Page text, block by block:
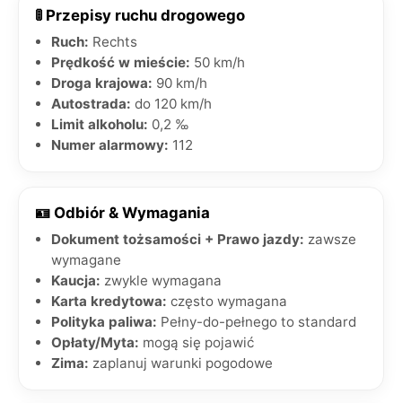
🚦 Przepisy ruchu drogowego
Ruch: Rechts
Prędkość w mieście: 50 km/h
Droga krajowa: 90 km/h
Autostrada: do 120 km/h
Limit alkoholu: 0,2 ‰
Numer alarmowy: 112
🪪 Odbiór & Wymagania
Dokument tożsamości + Prawo jazdy: zawsze
wymagane
Kaucja: zwykle wymagana
Karta kredytowa: często wymagana
Polityka paliwa: Pełny-do-pełnego to standard
Opłaty/Myta: mogą się pojawić
Zima: zaplanuj warunki pogodowe